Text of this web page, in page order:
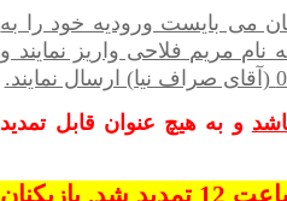
می بایست ورودیه خود را به
بانک ملی به نام مریم فلاحی واریز نمایند و
و به هیچ عنوان قابل تمدید
ثبت نام مسابقات آقایان تا روز جمعه ساعت 12 تمدید شد. بازیکنان